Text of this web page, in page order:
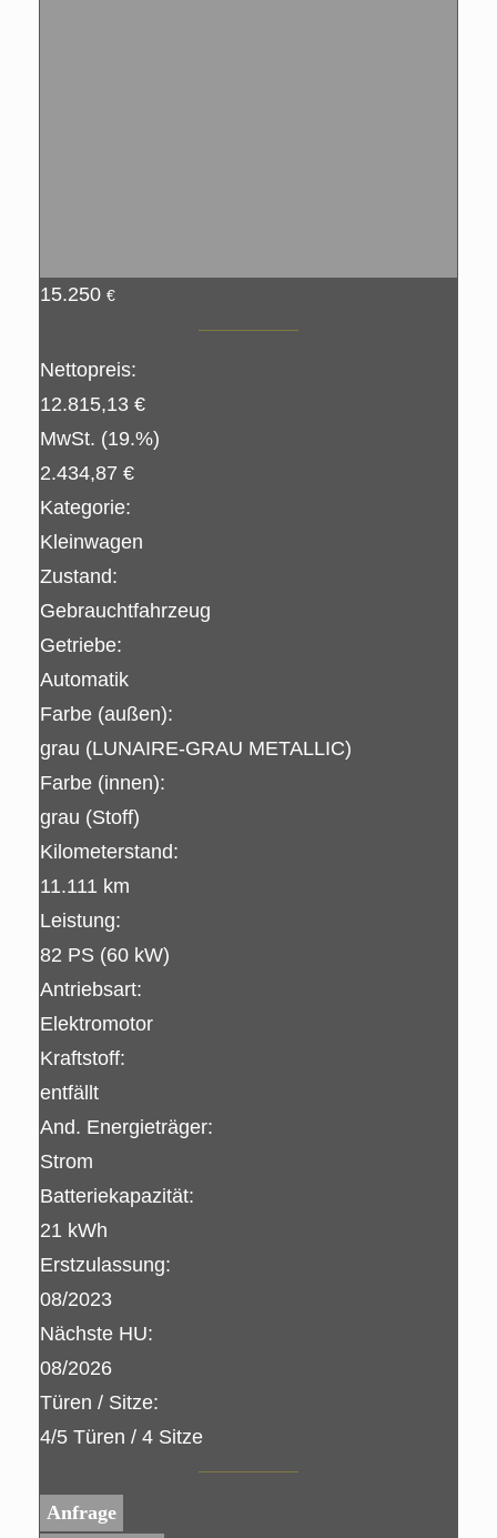
15.250 €
Nettopreis:
12.815,13 €
MwSt. (19.%)
2.434,87 €
Kategorie:
Kleinwagen
Zustand:
Gebrauchtfahrzeug
Getriebe:
Automatik
Farbe (außen):
grau (LUNAIRE-GRAU METALLIC)
Farbe (innen):
grau (Stoff)
Kilometerstand:
11.111 km
Leistung:
82 PS (60 kW)
Antriebsart:
Elektromotor
Kraftstoff:
entfällt
And. Energieträger:
Strom
Batteriekapazität:
21 kWh
Erstzulassung:
08/2023
Nächste HU:
08/2026
Türen / Sitze:
4/5 Türen / 4 Sitze
Anfrage